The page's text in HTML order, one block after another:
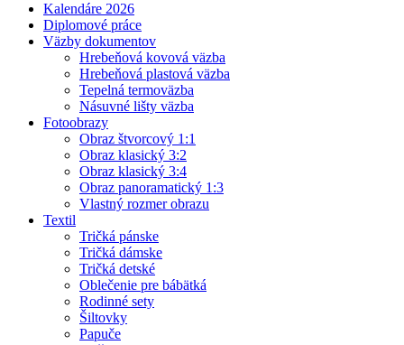
Kalendáre 2026
Diplomové práce
Väzby dokumentov
Hrebeňová kovová väzba
Hrebeňová plastová väzba
Tepelná termoväzba
Násuvné lišty väzba
Fotoobrazy
Obraz štvorcový 1:1
Obraz klasický 3:2
Obraz klasický 3:4
Obraz panoramatický 1:3
Vlastný rozmer obrazu
Textil
Tričká pánske
Tričká dámske
Tričká detské
Oblečenie pre bábätká
Rodinné sety
Šiltovky
Papuče